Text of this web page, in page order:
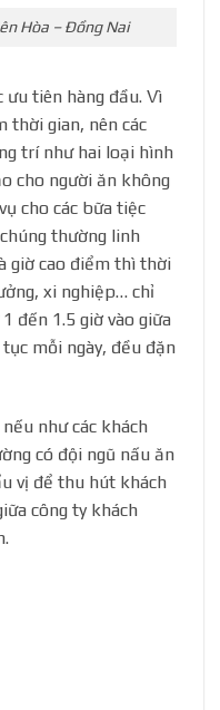
Hòa – Đồng Nai
ưu tiên hàng đầu. Vì
thời gian, nên các
trí như hai loại hình
cho người ăn không
cho các bữa tiệc
thường linh
giờ cao điểm thì thời
xi nghiệp… chỉ
đến 1.5 giờ vào giữa
mỗi ngày, đều đặn
như các khách
có đội ngũ nấu ăn
vị để thu hút khách
công ty khách